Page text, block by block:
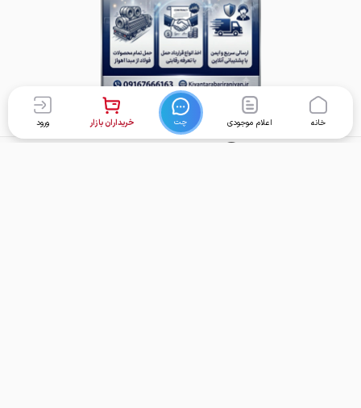
خانه اعلام موجودی چت خریداران بازار ورود